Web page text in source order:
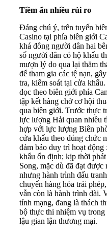
Tiềm ẩn nhiều rủi ro
Đáng chú ý, trên tuyến
Casino tại phía biên giới
khá đông người dân hai
số người dân có hộ khẩu
mượn lý do qua lại thăm
để tham gia các tệ nạn,
tra, kiểm soát tại cửa
dọc theo biên giới phía
tập kết hàng chờ cơ hội
qua biên giới. Trước thực
lực lượng Hải quan nhiều
hợp với lực lượng Biên
cửa khẩu theo đúng chức
đảm bảo duy trì hoạt động
khẩu ổn định; kịp thời
Song, mặc dù đã đạt được
nhưng hành trình đấu
chuyển hàng hóa trái
vẫn còn là hành trình dài.
tính mạng, đang là thách
bộ thực thi nhiệm vụ trong
lậu gian lận thương mại.